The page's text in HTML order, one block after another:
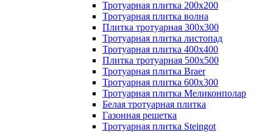
Тротуарная плитка 200х200
Тротуарная плитка волна
Плитка тротуарная 300х300
Тротуарная плитка листопад
Тротуарная плитка 400х400
Плитка тротуарная 500x500
Тротуарная плитка Braer
Тротуарная плитка 600х300
Тротуарная плитка Меликонполар
Белая тротуарная плитка
Газонная решетка
Тротуарная плитка Steingot